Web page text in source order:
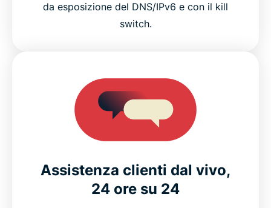
da esposizione del DNS/IPv6 e con il kill
switch.
Assistenza clienti dal vivo,
24 ore su 24